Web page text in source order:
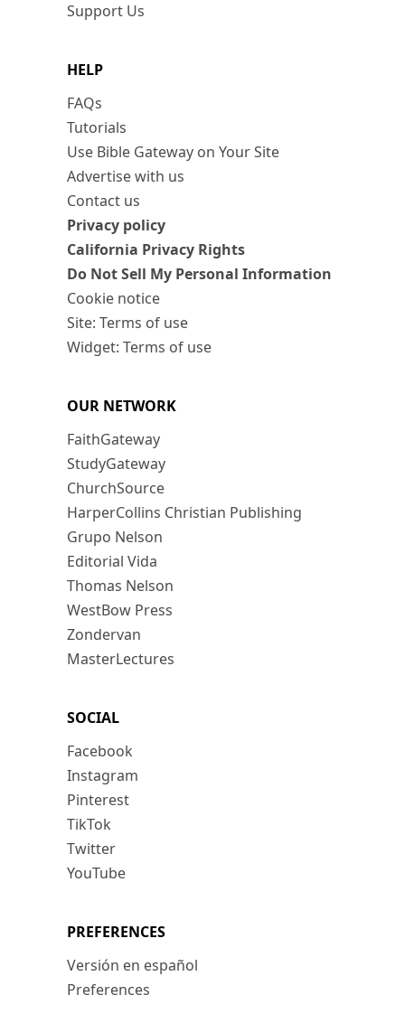
Support Us
HELP
FAQs
Tutorials
Use Bible Gateway on Your Site
Advertise with us
Contact us
Privacy policy
California Privacy Rights
Do Not Sell My Personal Information
Cookie notice
Site: Terms of use
Widget: Terms of use
OUR NETWORK
FaithGateway
StudyGateway
ChurchSource
HarperCollins Christian Publishing
Grupo Nelson
Editorial Vida
Thomas Nelson
WestBow Press
Zondervan
MasterLectures
SOCIAL
Facebook
Instagram
Pinterest
TikTok
Twitter
YouTube
PREFERENCES
Versión en español
Preferences